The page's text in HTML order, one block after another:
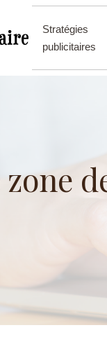
Stratégies
publicitaires